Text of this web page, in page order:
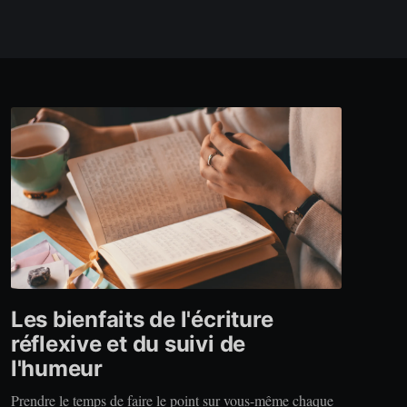
Les bienfaits de l'écriture
réflexive et du suivi de
l'humeur
Prendre le temps de faire le point sur vous-même chaque